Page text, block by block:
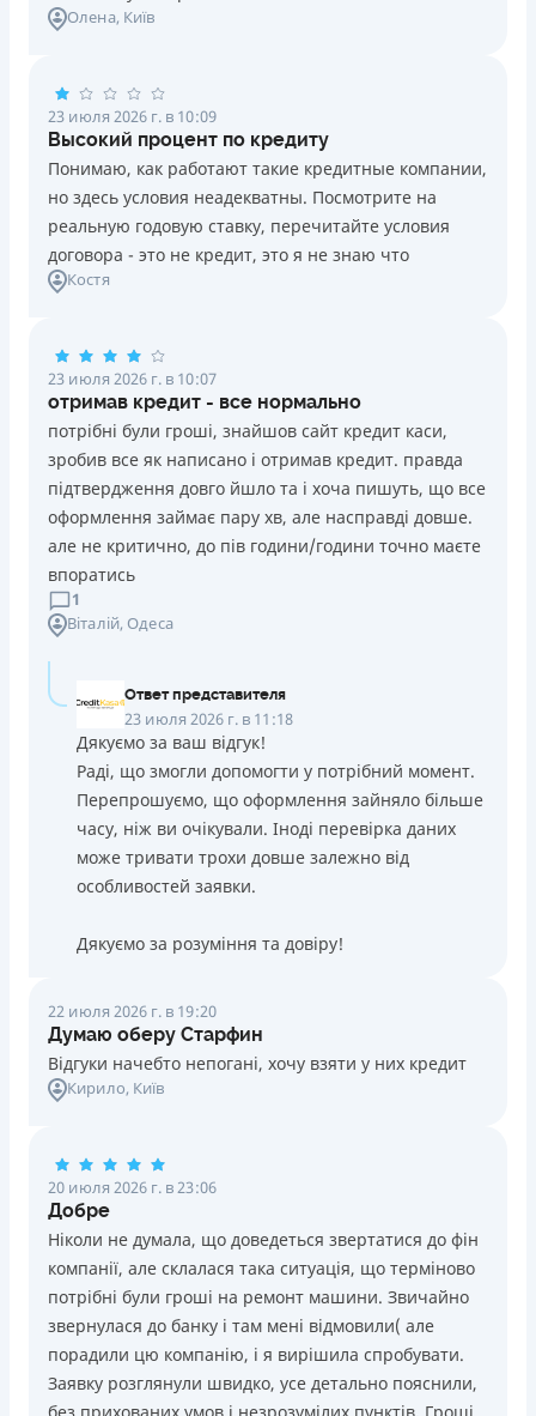
Олена, Київ
23 июля 2026 г. в 10:09
Высокий процент по кредиту
Понимаю, как работают такие кредитные компании,
но здесь условия неадекватны. Посмотрите на
реальную годовую ставку, перечитайте условия
договора - это не кредит, это я не знаю что
Костя
23 июля 2026 г. в 10:07
отримав кредит - все нормально
потрібні були гроші, знайшов сайт кредит каси,
зробив все як написано і отримав кредит. правда
підтвердження довго йшло та і хоча пишуть, що все
оформлення займає пару хв, але насправді довше.
але не критично, до пів години/години точно маєте
впоратись
1
Віталій, Одеса
Ответ представителя
23 июля 2026 г. в 11:18
Дякуємо за ваш відгук!
Раді, що змогли допомогти у потрібний момент.
Перепрошуємо, що оформлення зайняло більше
часу, ніж ви очікували. Іноді перевірка даних
може тривати трохи довше залежно від
особливостей заявки.
Дякуємо за розуміння та довіру!
22 июля 2026 г. в 19:20
Думаю оберу Старфин
Відгуки начебто непогані, хочу взяти у них кредит
Кирило, Київ
20 июля 2026 г. в 23:06
Добре
Ніколи не думала, що доведеться звертатися до фін
компанії, але склалася така ситуація, що терміново
потрібні були гроші на ремонт машини. Звичайно
звернулася до банку і там мені відмовили( але
порадили цю компанію, і я вирішила спробувати.
Заявку розглянули швидко, усе детально пояснили,